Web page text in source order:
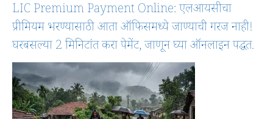
LIC Premium Payment Online: एलआयसीचा
प्रीमियम भरण्यासाठी आता ऑफिसमध्ये जाण्याची गरज नाही!
घरबसल्या 2 मिनिटांत करा पेमेंट, जाणून घ्या ऑनलाइन पद्धत.